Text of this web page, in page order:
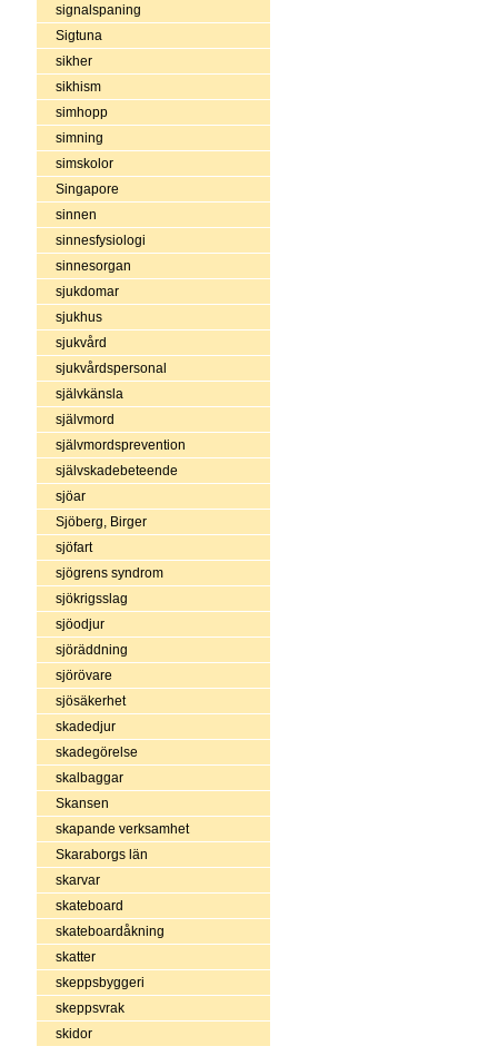
signalspaning
Sigtuna
sikher
sikhism
simhopp
simning
simskolor
Singapore
sinnen
sinnesfysiologi
sinnesorgan
sjukdomar
sjukhus
sjukvård
sjukvårdspersonal
självkänsla
självmord
självmordsprevention
självskadebeteende
sjöar
Sjöberg, Birger
sjöfart
sjögrens syndrom
sjökrigsslag
sjöodjur
sjöräddning
sjörövare
sjösäkerhet
skadedjur
skadegörelse
skalbaggar
Skansen
skapande verksamhet
Skaraborgs län
skarvar
skateboard
skateboardåkning
skatter
skeppsbyggeri
skeppsvrak
skidor